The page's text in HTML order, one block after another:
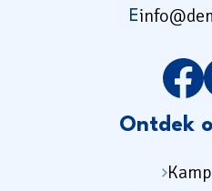
E
Ontdek